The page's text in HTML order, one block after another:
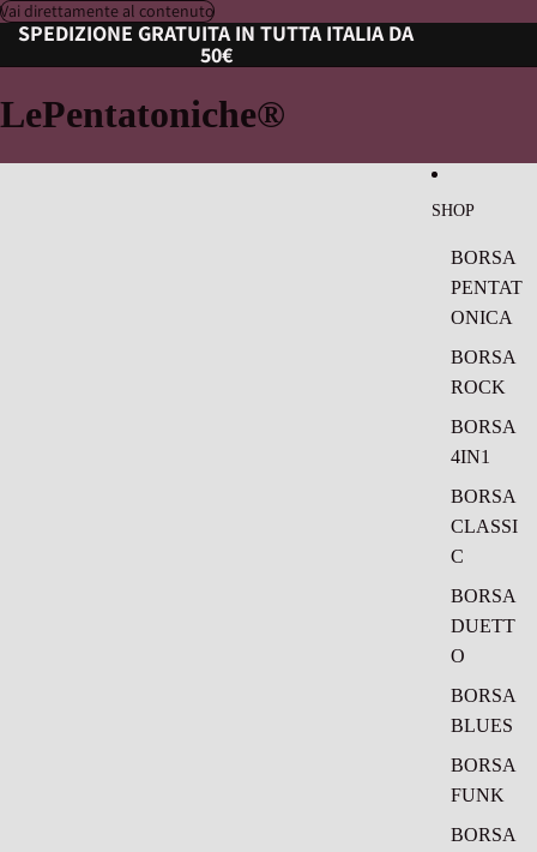
Vai direttamente al contenuto
SPEDIZIONE GRATUITA IN TUTTA ITALIA DA
50€
LePentatoniche®
SHOP
BORSA
PENTAT
ONICA
BORSA
ROCK
BORSA
4IN1
BORSA
CLASSI
C
BORSA
DUETT
O
BORSA
BLUES
BORSA
FUNK
BORSA